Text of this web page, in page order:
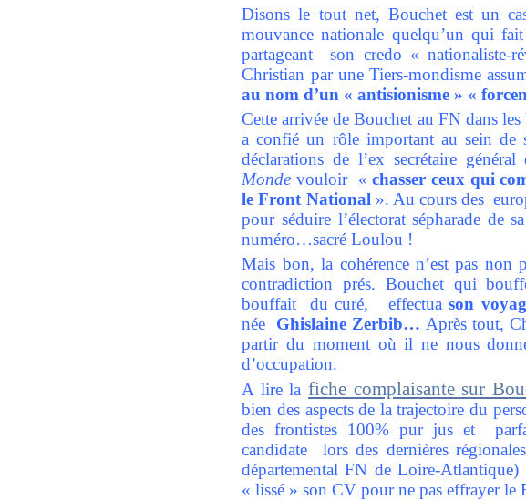
Disons le tout net, Bouchet est un
mouvance nationale quelqu’un qui
partageant son credo « nationaliste-
Christian par une Tiers-mondisme
au nom d’un « antisionisme » «
Cette arrivée de Bouchet au FN dans
a confié un rôle important au sein de
déclarations de l’ex secrétaire
Mondevouloir «chasser ceux qui
le Front National ». Au cours des
pour séduire l’électorat sépharade de
numéro…sacré Loulou !
Mais bon, la cohérence n’est pas
contradiction prés. Bouchet qui
bouffait du curé, effectuason
née Ghislaine Zerbib… Après tout,
partir du moment où il ne nous
d’occupation.
A lire lafiche complaisante sur
bien des aspects de la trajectoire du
des frontistes 100% pur jus et
candidate lors des dernières
départemental FN de Loire-Atlantique)
« lissé » son CV pour ne pas effrayer le